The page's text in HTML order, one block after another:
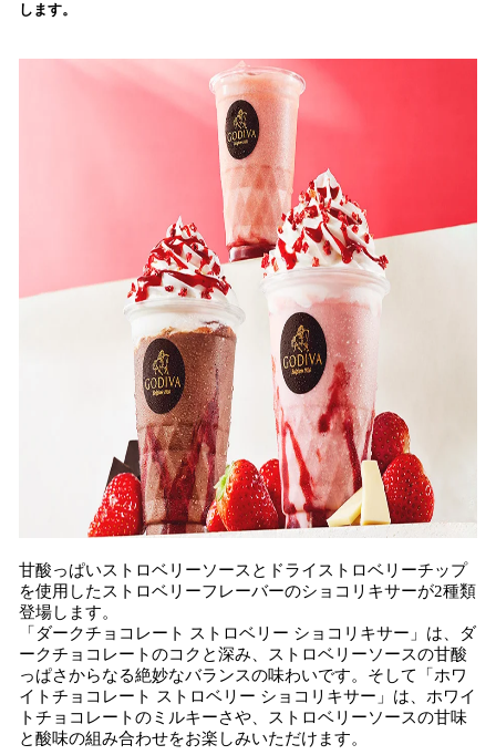
します。
甘酸っぱいストロベリーソースとドライストロベリーチップ
を使用したストロベリーフレーバーのショコリキサーが2種類
登場します。
「ダークチョコレート ストロベリー ショコリキサー」は、ダ
ークチョコレートのコクと深み、ストロベリーソースの甘酸
っぱさからなる絶妙なバランスの味わいです。そして「ホワ
イトチョコレート ストロベリー ショコリキサー」は、ホワイ
トチョコレートのミルキーさや、ストロベリーソースの甘味
と酸味の組み合わせをお楽しみいただけます。